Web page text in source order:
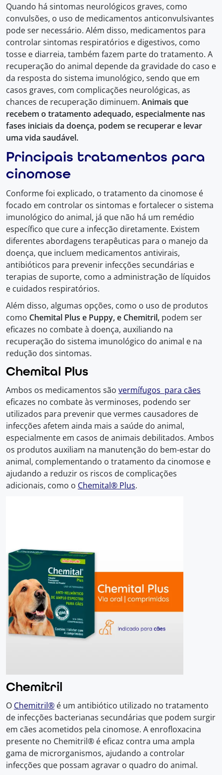
Quando há sintomas neurológicos graves, como
convulsões, o uso de medicamentos anticonvulsivantes
pode ser necessário. Além disso, medicamentos para
controlar sintomas respiratórios e digestivos, como
tosse e diarreia, também fazem parte do tratamento. A
recuperação do animal depende da gravidade do caso e
da resposta do sistema imunológico, sendo que em
casos graves, com complicações neurológicas, as
chances de recuperação diminuem. Animais que
recebem o tratamento adequado, especialmente nas
fases iniciais da doença, podem se recuperar e levar
uma vida saudável.
Principais tratamentos para
cinomose
Conforme foi explicado, o tratamento da cinomose é
focado em controlar os sintomas e fortalecer o sistema
imunológico do animal, já que não há um remédio
específico que cure a infecção diretamente. Existem
diferentes abordagens terapêuticas para o manejo da
doença, que incluem medicamentos antivirais,
antibióticos para prevenir infecções secundárias e
terapias de suporte, como a administração de líquidos
e cuidados respiratórios.
Além disso, algumas opções, como o uso de produtos
como Chemital Plus e Puppy, e Chemitril, podem ser
eficazes no combate à doença, auxiliando na
recuperação do sistema imunológico do animal e na
redução dos sintomas.
Chemital Plus
Ambos os medicamentos são vermífugos para cães
eficazes no combate às verminoses, podendo ser
utilizados para prevenir que vermes causadores de
infecções afetem ainda mais a saúde do animal,
especialmente em casos de animais debilitados. Ambos
os produtos auxiliam na manutenção do bem-estar do
animal, complementando o tratamento da cinomose e
ajudando a reduzir os riscos de complicações
adicionais, como o Chemital® Plus.
Chemitril
O Chemitril® é um antibiótico utilizado no tratamento
de infecções bacterianas secundárias que podem surgir
em cães acometidos pela cinomose. A enrofloxacina
presente no Chemitril® é eficaz contra uma ampla
gama de microrganismos, ajudando a controlar
infecções que possam agravar o quadro do animal.